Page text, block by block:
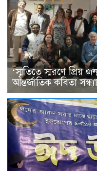
‘স্মৃতিতে স্মরণে প্রিয়
আন্তর্জাতিক কবিতা সন্ধ্যা